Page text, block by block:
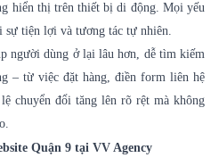
hiển thị trên thiết bị di động. Mọi yếu
sự tiện lợi và tương tác tự nhiên.
người dùng ở lại lâu hơn, dễ tìm kiếm
– từ việc đặt hàng, điền form liên hệ
chuyển đổi tăng lên rõ rệt mà không
Quận 9 tại VV Agency